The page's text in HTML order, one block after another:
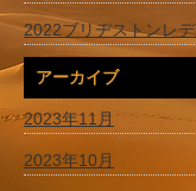
2022ブリヂストンレ
アーカイブ
2023年11月
2023年10月